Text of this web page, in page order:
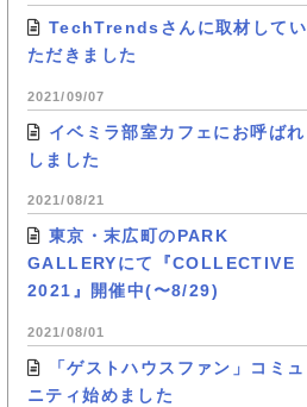
TechTrendsさんに取材してい
ただきました
2021/09/07
イベミラ部室カフェにお呼ばれ
しました
2021/08/21
東京・末広町のPARK
GALLERYにて『COLLECTIVE
2021』開催中(〜8/29)
2021/08/01
「ゲストハウスファン」コミュ
ニティ始めました